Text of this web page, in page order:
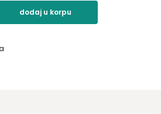
dodaj u korpu